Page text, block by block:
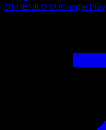
OTTIENILO SUGoogle Play